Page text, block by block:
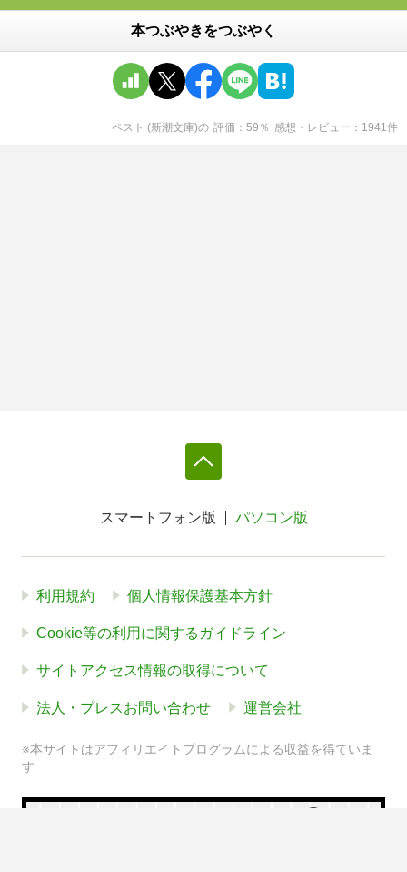
本つぶやきをつぶやく
ペスト (新潮文庫)の 評価 59 ％ 感想・レビュー 1941件
スマートフォン版 パソコン版
利用規約 個人情報保護基本方針
Cookie等の利用に関するガイドライン
サイトアクセス情報の取得について
法人・プレスお問い合わせ 運営会社
※本サイトはアフィリエイトプログラムによる収益を得ていま
す